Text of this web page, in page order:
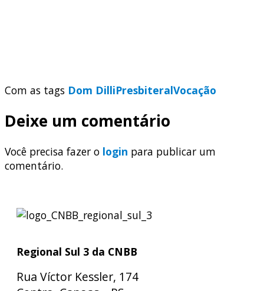
Com as tags Dom DilliPresbiteralVocação
Deixe um comentário
Você precisa fazer o login para publicar um
comentário.
Regional Sul 3 da CNBB
Rua Víctor Kessler, 174